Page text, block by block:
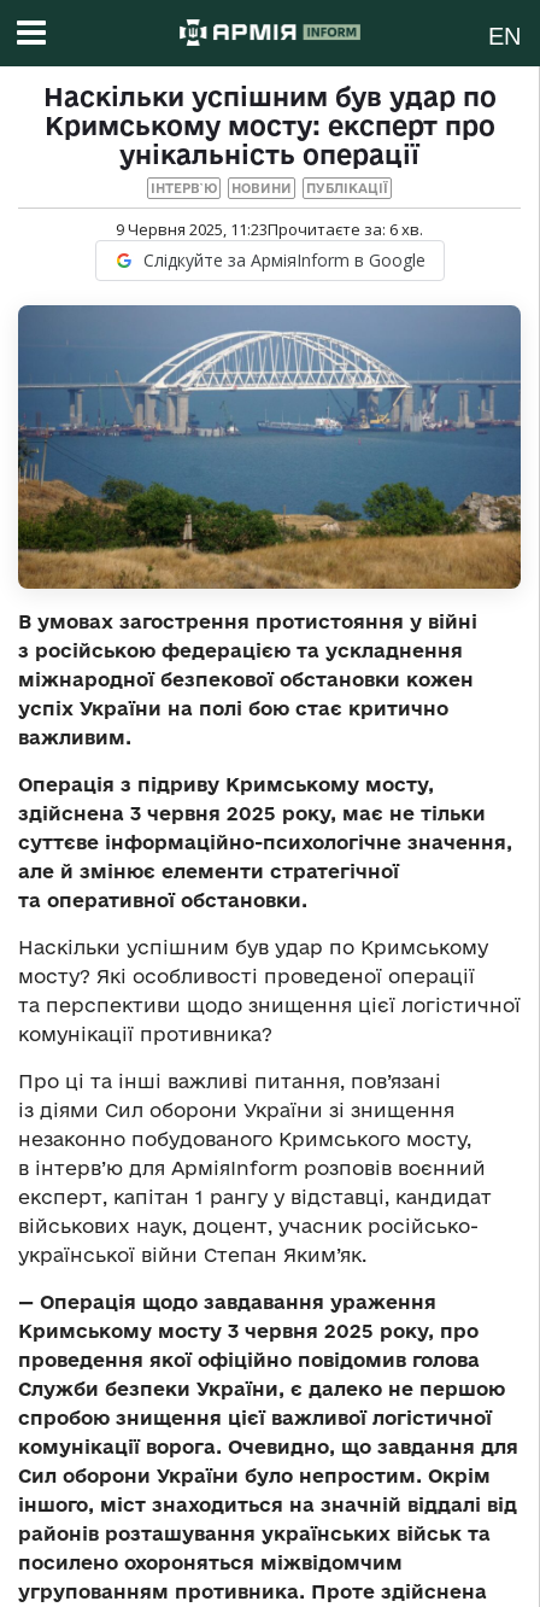
EN
Наскільки успішним був удар по
Кримському мосту: експерт про
унікальність операції
ІНТЕРВ`Ю НОВИНИ ПУБЛІКАЦІЇ
9 Червня 2025, 11:23Прочитаєте за: 6хв.
Слідкуйте за АрміяInform в Google
В умовах загострення протистояння у війні
з російською федерацією та ускладнення
міжнародної безпекової обстановки кожен
успіх України на полі бою стає критично
важливим.
Операція з підриву Кримському мосту,
здійснена 3 червня 2025 року, має не тільки
суттєве інформаційно-психологічне значення,
але й змінює елементи стратегічної
та оперативної обстановки.
Наскільки успішним був удар по Кримському
мосту? Які особливості проведеної операції
та перспективи щодо знищення цієї логістичної
комунікації противника?
Про ці та інші важливі питання, пов’язані
із діями Сил оборони України зі знищення
незаконно побудованого Кримського мосту,
в інтерв’ю для АрміяInform розповів воєнний
експерт, капітан 1 рангу у відставці, кандидат
військових наук, доцент, учасник російсько-
української війни Степан Яким’як.
— Операція щодо завдавання ураження
Кримському мосту 3 червня 2025 року, про
проведення якої офіційно повідомив голова
Служби безпеки України, є далеко не першою
спробою знищення цієї важливої логістичної
комунікації ворога. Очевидно, що завдання для
Сил оборони України було непростим. Окрім
іншого, міст знаходиться на значній віддалі від
районів розташування українських військ та
посилено охороняться міжвідомчим
угрупованням противника. Проте здійснена